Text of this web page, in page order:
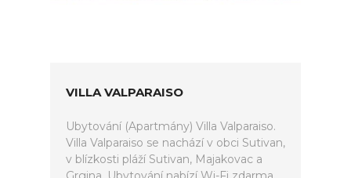
VILLA VALPARAISO
Ubytování (Apartmány) Villa Valparaiso.
Villa Valparaiso se nachází v obci Sutivan,
v blízkosti pláží Sutivan, Majakovac a